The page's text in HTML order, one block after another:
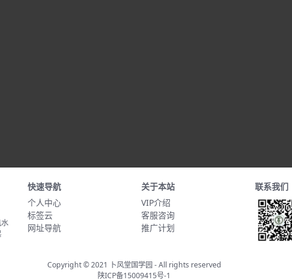
快速导航
个人中心
标签云
网址导航
关于本站
VIP介绍
客服咨询
推广计划
联系我们
Copyright © 2021 卜风堂国学园- All rights reserved
陕ICP备15009415号-1